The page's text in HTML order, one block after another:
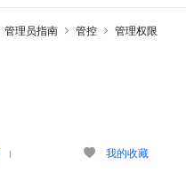
管理员指南 管控
管理权限
我的收藏